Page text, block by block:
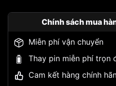
Chính sách mua
Miễn phí vận chuyển
Thay pin miễn phí trọn
Cam kết hàng chính